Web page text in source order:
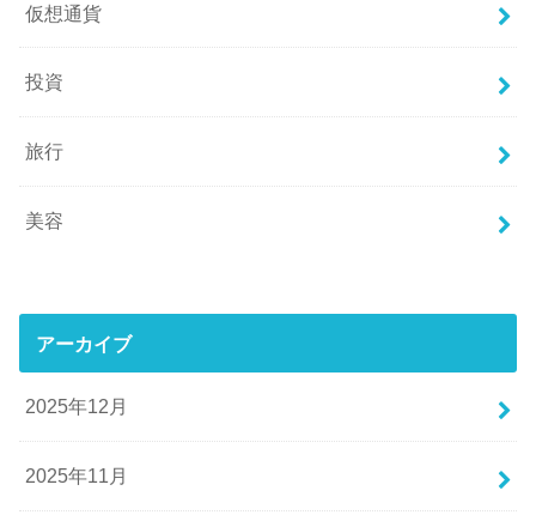
仮想通貨
投資
旅行
美容
アーカイブ
2025年12月
2025年11月